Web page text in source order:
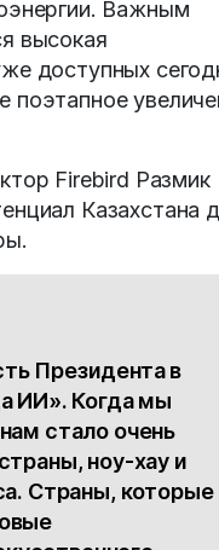
Важным
высокая
доступных
Firebird Размик
Казахстана
Президента в
ИИ». Когда мы
стало очень
ноу-хау и
Страны, которые